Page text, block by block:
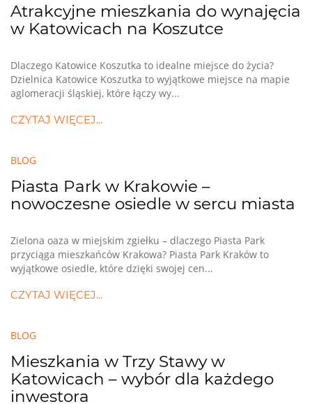
Atrakcyjne mieszkania do wynajęcia
w Katowicach na Koszutce
Dlaczego Katowice Koszutka to idealne miejsce do życia?
Dzielnica Katowice Koszutka to wyjątkowe miejsce na mapie
aglomeracji śląskiej, które łączy wy...
CZYTAJ WIĘCEJ...
BLOG
Piasta Park w Krakowie –
nowoczesne osiedle w sercu miasta
Zielona oaza w miejskim zgiełku – dlaczego Piasta Park
przyciąga mieszkańców Krakowa? Piasta Park Kraków to
wyjątkowe osiedle, które dzięki swojej cen...
CZYTAJ WIĘCEJ...
BLOG
Mieszkania w Trzy Stawy w
Katowicach – wybór dla każdego
inwestora